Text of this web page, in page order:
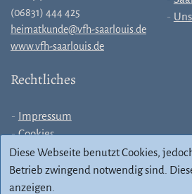
(06831) 444 425
heimatkunde@vfh-saarlouis.de
www.vfh-saarlouis.de
Rechtliches
Impressum
Cookies
Allgemeine
Geschäftsbedingungen
Datenschutz
Diese Webseite benutzt Cookies,
Betrieb zwingend notwendig sind.
anzeigen.